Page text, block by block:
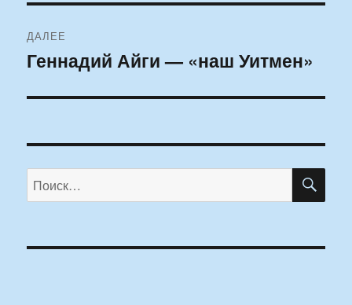
ДАЛЕЕ
Следующая
Геннадий Айги — «наш Уитмен»
Искать: